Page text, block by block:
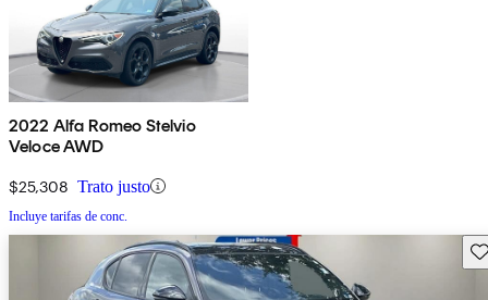
2022 Alfa Romeo Stelvio
Veloce AWD
$25,308 Trato justo
Incluye tarifas de conc.